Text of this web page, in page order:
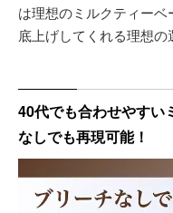
は理想のミルクティー
底上げしてくれる理想の
40代でも合わせやすい
なしでも再現可能！